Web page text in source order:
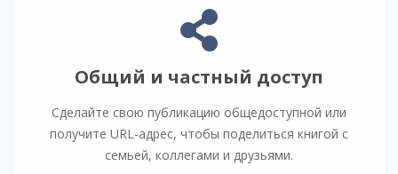
Общий и частный доступ
Сделайте свою публикацию общедоступной или
получите URL-адрес, чтобы поделиться книгой с
семьей, коллегами и друзьями.